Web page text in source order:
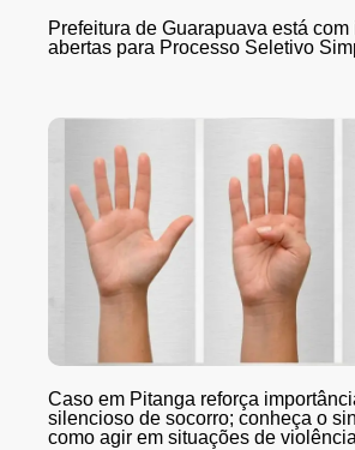
Prefeitura de Guarapuava está
abertas para Processo Seletivo
Caso em Pitanga reforça
silencioso de socorro; conheça o
como agir em situações de violência